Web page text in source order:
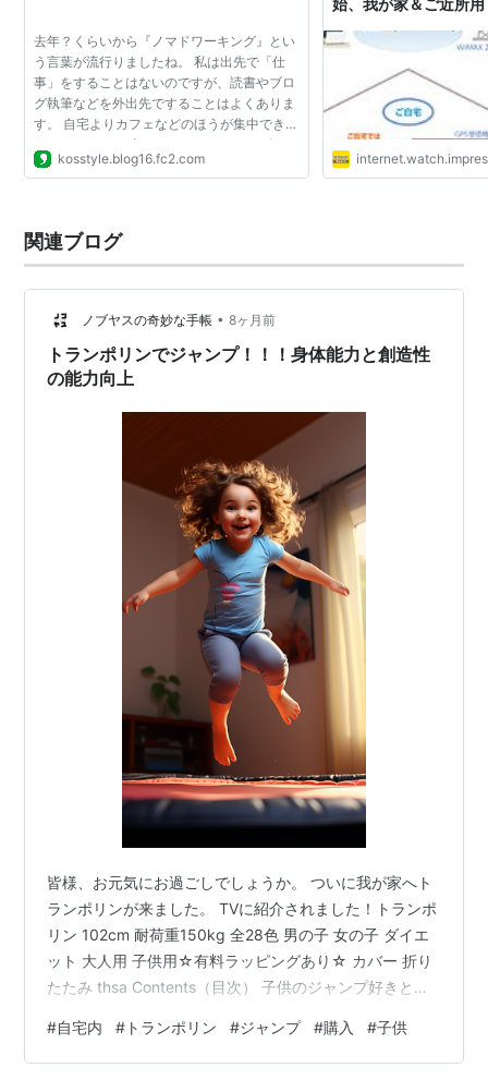
去年？くらいから『ノマドワーキング』とい
う言葉が流行りましたね。 私は出先で「仕
事」をすることはないのですが、読書やブロ
グ執筆などを外出先ですることはよくありま
す。 自宅よりカフェなどのほうが集中できる
からです。 マン喫とファミレスをハシゴする
ノマドワーカーな方や喫茶店は仕事に向かな
kosstyle.blog16.fc2.com
関連ブログ
ノブヤスの奇妙な手帳 • 8ヶ月前
トランポリンでジャンプ！！！身体能力と創造性
の能力向上
皆様、お元気にお過ごしでしょうか。 ついに我が家へト
ランポリンが来ました。 TVに紹介されました！トランポ
リン 102cm 耐荷重150kg 全28色 男の子 女の子 ダイエ
ット 大人用 子供用☆有料ラッピングあり☆ カバー 折り
たたみ thsa Contents（目次） 子供のジャンプ好きとト
ンポリンによる効果 1. 体力アップ・ダイエット効果 2. リ
ンパの流れを促進（デトックス効果） 3. 筋力・体幹・バ
#自宅内 # トランポリン #ジャンプ #購入 #子供